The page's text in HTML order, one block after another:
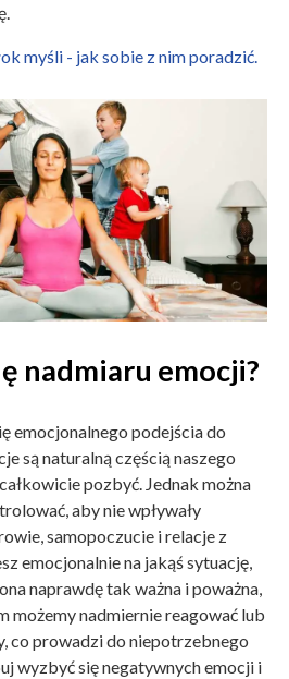
myśli - jak sobie z nim poradzić.
nadmiaru emocji?
emocjonalnego podejścia do
są naturalną częścią naszego
pozbyć. Jednak można
aby nie wpływały
samopoczucie i relacje z
emocjonalnie na jakąś sytuację,
naprawdę tak ważna i poważna,
możemy nadmiernie reagować lub
co prowadzi do niepotrzebnego
wyzbyć się negatywnych emocji i